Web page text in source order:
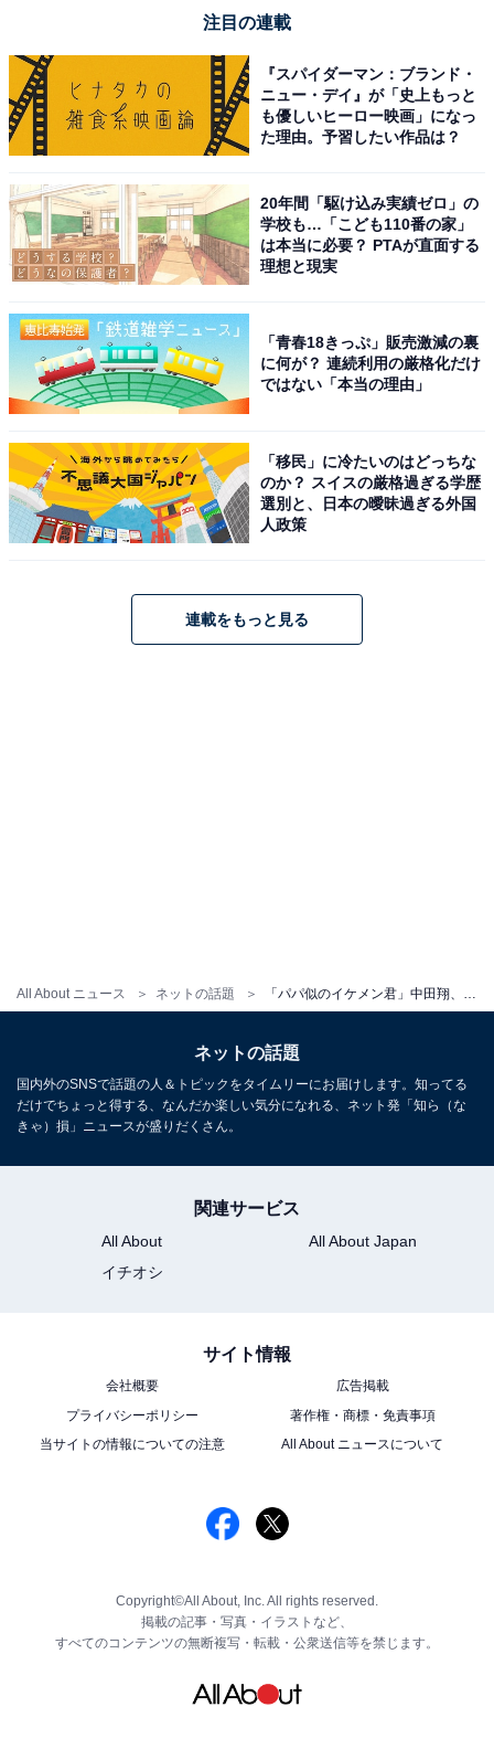
All About ニュース ネットの話題 「パパ似のイケメン君」中田翔、“歯が無さすぎる”息子の顔出しショット公開！ 「ヤンチャっぽいね」
注目の連載
『スパイダーマン：ブランド・
ニュー・デイ』が「史上もっと
も優しいヒーロー映画」になっ
た理由。予習したい作品は？
20年間「駆け込み実績ゼロ」の
学校も…「こども110番の家」
は本当に必要？ PTAが直面する
理想と現実
「青春18きっぷ」販売激減の裏
に何が？ 連続利用の厳格化だけ
ではない「本当の理由」
「移民」に冷たいのはどっちな
のか？ スイスの厳格過ぎる学歴
選別と、日本の曖昧過ぎる外国
人政策
連載をもっと見る
ネットの話題
国内外のSNSで話題の人＆トピックをタイムリーにお届けします。知ってる
だけでちょっと得する、なんだか楽しい気分になれる、ネット発「知ら（な
きゃ）損」ニュースが盛りだくさん。
関連サービス
All About
All About Japan
イチオシ
サイト情報
会社概要
広告掲載
プライバシーポリシー
著作権・商標・免責事項
当サイトの情報についての注意
All About ニュースについて
Copyright©All About, Inc. All rights reserved.
掲載の記事・写真・イラストなど、
すべてのコンテンツの無断複写・転載・公衆送信等を禁じます。